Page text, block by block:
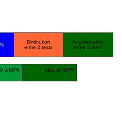
Diminution
entre 2 tests
Augmentation
entre 2 tests
à 80% plus de 80%